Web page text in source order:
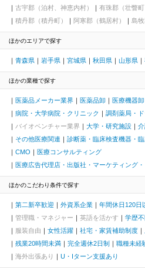
古宇郡（泊村、神恵内村）
有珠郡（壮瞥町
積丹郡（積丹町）
阿寒郡（鶴居村） 島牧
ほかのエリアで探す
青森県 岩手県 宮城県 秋田県 山形県
ほかの業種で探す
医薬品メーカー業界 医薬品卸 医療機器卸
病院・大学病院・クリニック
調剤薬局・
バイオベンチャー業界
大学・研究施設
その他医療関連
診断薬・臨床検査機器・
CMO
医療コンサルティング
医療広告代理店・出版社・マーケティング
ほかのこだわり条件で探す
第二新卒歓迎 外資系企業 年間休日120日
管理職・マネジャー
英語を活かす 学歴不
服装自由
女性活躍 社宅・家賃補助制度
残業20時間未満
完全週休2日制 職種未経
海外出張あり
U・Iターン支援あり